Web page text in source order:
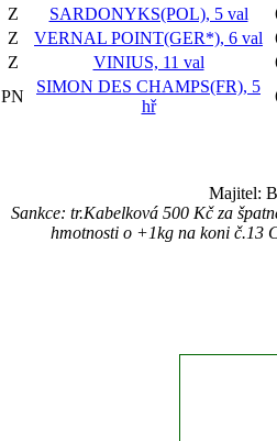
Z
SARDONYKS(POL), 5 val
Z
VERNAL POINT(GER*), 6 val
Z
VINIUS, 11 val
PN
SIMON DES CHAMPS(FR), 5
hř
Majitel:
Sankce: tr.Kabelková 500 Kč za
hmotnosti o +1kg na koni č.13